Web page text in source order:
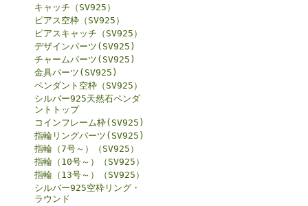
キャッチ（SV925）
ピアス空枠（SV925）
ピアスキャッチ（SV925）
デザインパーツ(SV925)
チャームパーツ(SV925)
金具パーツ(SV925)
ペンダント空枠（SV925）
シルバー925天然石ペンダ
ントトップ
コインフレーム枠(SV925)
指輪リングパーツ(SV925)
指輪（7号～）（SV925）
指輪（10号～）（SV925）
指輪（13号～）（SV925）
シルバー925空枠リング・
ラウンド